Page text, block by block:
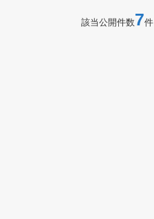
該当公開件数7件